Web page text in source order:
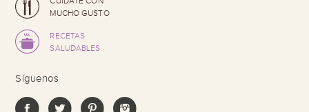
MUCHO GUSTO
RECETAS
SALUDABLES
Síguenos